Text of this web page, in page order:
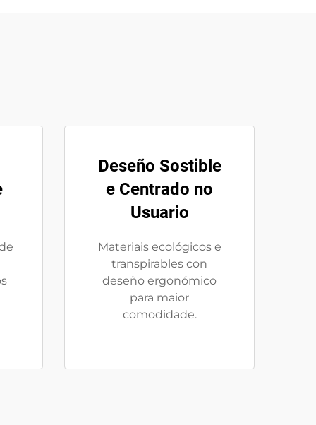
Deseño Sostible
e Centrado no
Usuario
Materiais ecológicos e
transpirables con
deseño ergonómico
para maior
comodidade.